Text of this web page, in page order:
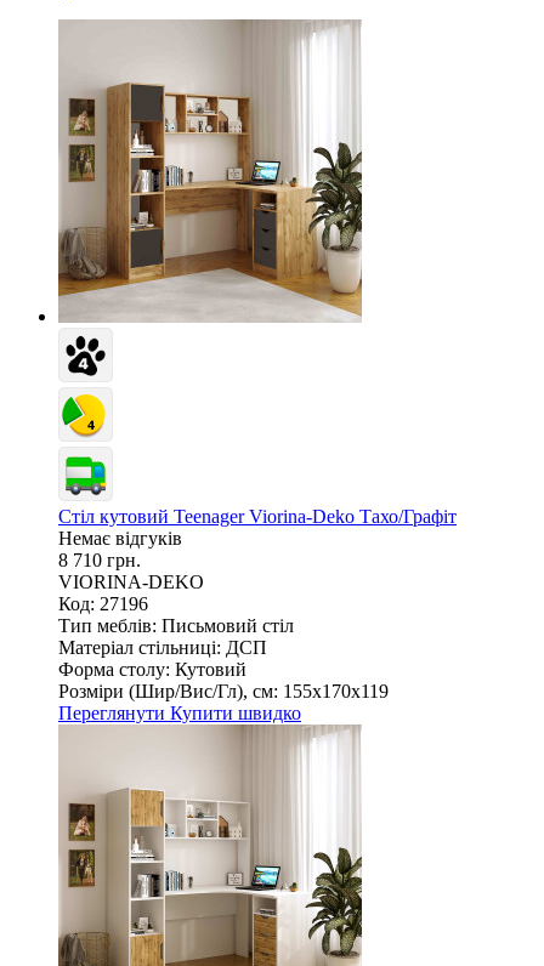
Стіл кутовий Teenager Viorina-Deko Тахо/Графіт
Немає відгуків
8 710 грн.
VIORINA-DEKO
Код: 27196
Тип меблів: Письмовий стіл
Матеріал стільниці: ДСП
Форма столу: Кутовий
Розміри (Шир/Вис/Гл), см: 155х170х119
Переглянути Купити швидко